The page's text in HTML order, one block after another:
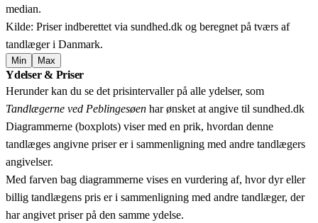
median.
Kilde: Priser indberettet via sundhed.dk og beregnet på tværs af
tandlæger i Danmark.
Min Max
+
−
Ydelser & Priser
Herunder kan du se det prisintervaller på alle ydelser, som
Tandlægerne ved Peblingesøen har ønsket at angive til sundhed.dk
Diagrammerne (boxplots) viser med en prik, hvordan denne
tandlæges angivne priser er i sammenligning med andre tandlægers
angivelser.
Med farven bag diagrammerne vises en vurdering af, hvor dyr eller
billig tandlægens pris er i sammenligning med andre tandlæger, der
har angivet priser på den samme ydelse.